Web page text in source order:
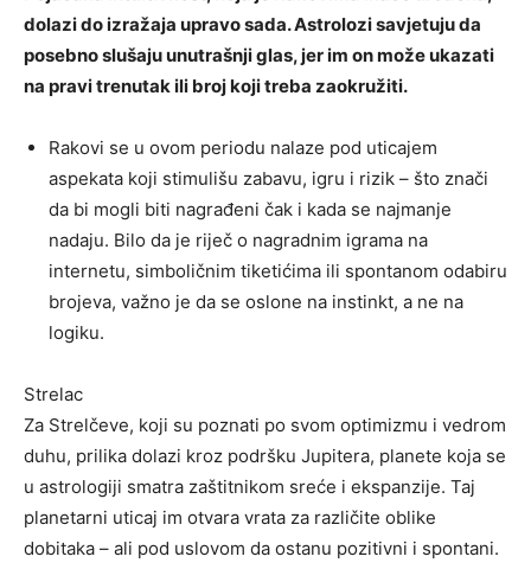
dolazi do izražaja upravo sada. Astrolozi savjetuju da
posebno slušaju unutrašnji glas, jer im on može ukazati
na pravi trenutak ili broj koji treba zaokružiti.
Rakovi se u ovom periodu nalaze pod uticajem
aspekata koji stimulišu zabavu, igru i rizik – što znači
da bi mogli biti nagrađeni čak i kada se najmanje
nadaju. Bilo da je riječ o nagradnim igrama na
internetu, simboličnim tiketićima ili spontanom odabiru
brojeva, važno je da se oslone na instinkt, a ne na
logiku.
Strelac
Za Strelčeve, koji su poznati po svom optimizmu i vedrom
duhu, prilika dolazi kroz podršku Jupitera, planete koja se
u astrologiji smatra zaštitnikom sreće i ekspanzije. Taj
planetarni uticaj im otvara vrata za različite oblike
dobitaka – ali pod uslovom da ostanu pozitivni i spontani.